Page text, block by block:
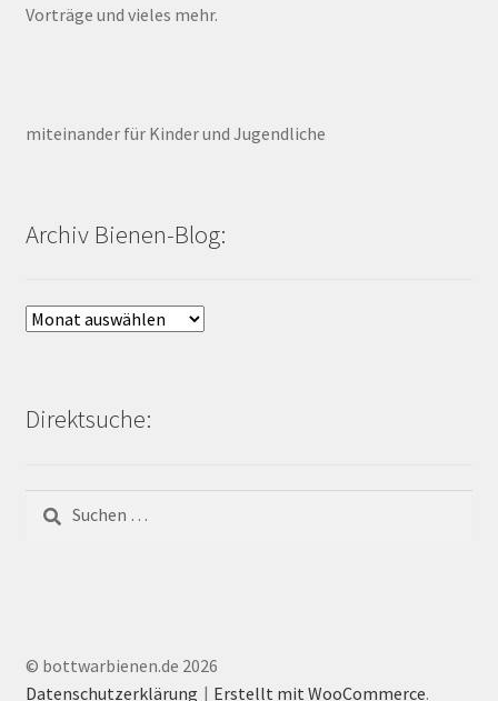
Vorträge und vieles mehr.
miteinander für Kinder und Jugendliche
Archiv Bienen-Blog:
Archiv
Direktsuche:
Suchen
nach:
© bottwarbienen.de 2026
Datenschutzerklärung
Erstellt mit WooCommerce.